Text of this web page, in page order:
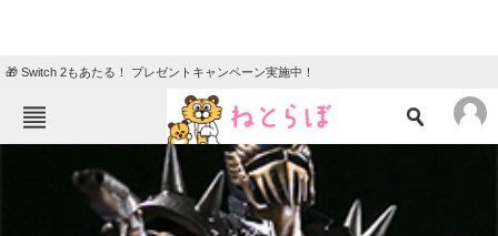
🎁 Switch 2もあたる！ プレゼントキャンペーン実施中！
ニュース
クイズ